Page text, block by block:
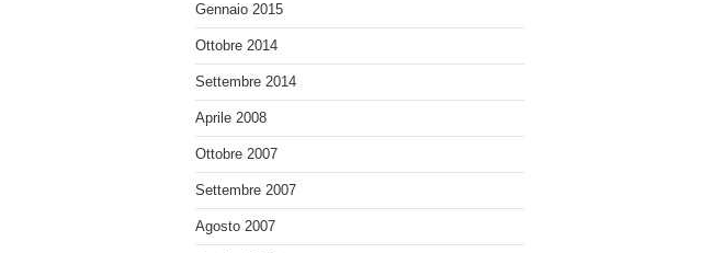
Gennaio 2015
Ottobre 2014
Settembre 2014
Aprile 2008
Ottobre 2007
Settembre 2007
Agosto 2007